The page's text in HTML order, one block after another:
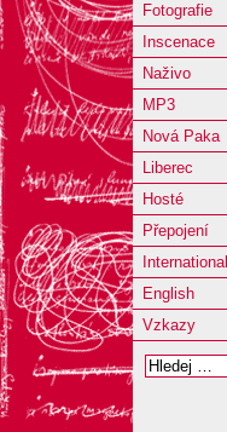
Fotografie
Inscenace
Naživo
MP3
Nová Paka
Liberec
Hosté
Přepojení
International
English
Vzkazy